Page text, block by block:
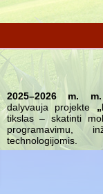
2025–2026 m. m.
dalyvauja projekte
tikslas – skatinti
programavimu,
technologijomis.